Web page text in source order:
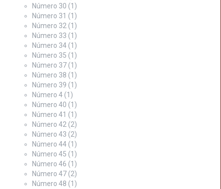
Número 30 (1)
Número 31 (1)
Número 32 (1)
Número 33 (1)
Número 34 (1)
Número 35 (1)
Número 37 (1)
Número 38 (1)
Número 39 (1)
Número 4 (1)
Número 40 (1)
Número 41 (1)
Número 42 (2)
Número 43 (2)
Número 44 (1)
Número 45 (1)
Número 46 (1)
Número 47 (2)
Número 48 (1)